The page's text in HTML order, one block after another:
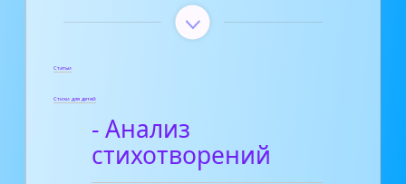
Статьи
Стихи для детей
- Анализ
стихотворений